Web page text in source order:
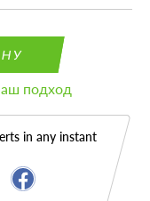
подход
in any instant